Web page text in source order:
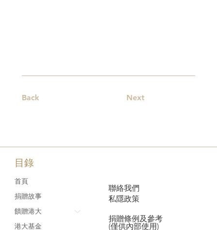
Back Next
目錄
首頁
捐贈故事
饋贈港大
港大基金
聯絡我們
私隱政策
捐贈條例及參考
(僅供內部使用)